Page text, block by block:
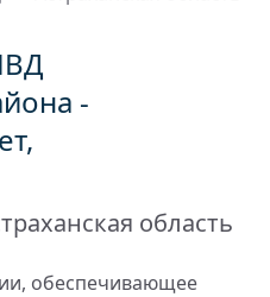
-
область
обеспечивающее